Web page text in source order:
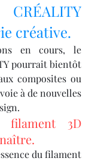
créative.
en cours, le
pourrait bientôt
composites ou
à de nouvelles
filament 3D
du filament